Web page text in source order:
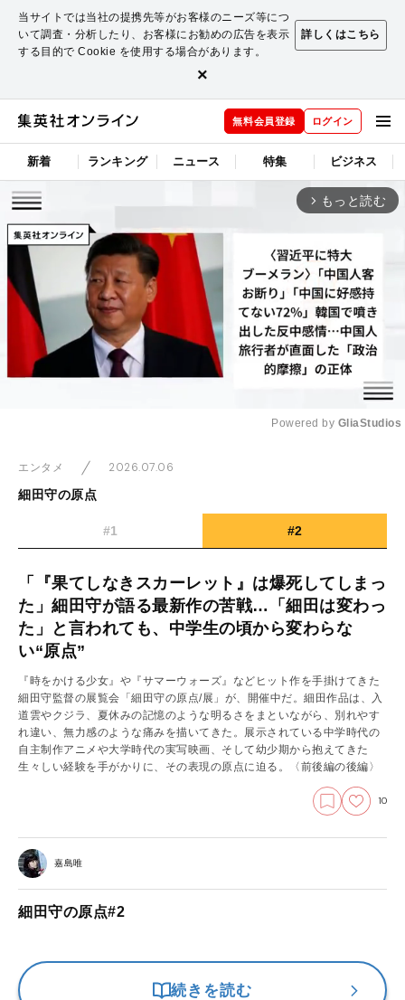
当サイトでは当社の提携先等がお客様のニーズ等につ
いて調査・分析したり、お客様にお勧めの広告を表示
する目的で Cookie を使用する場合があります。
詳しくはこちら
×
無料会員登録 ログイン
新着 ランキング ニュース 特集 ビジネス
arrow_forward_ios もっと読む
Powered by GliaStudios
エンタメ
2026.07.06
細田守の原点
#1 #2
「『果てしなきスカーレット』は爆死してしまっ
た」細田守が語る最新作の苦戦…「細田は変わっ
た」と言われても、中学生の頃から変わらな
い“原点”
『時をかける少女』や『サマーウォーズ』などヒット作を手掛けてきた
細田守監督の展覧会「細田守の原点/展」が、開催中だ。細田作品は、入
道雲やクジラ、夏休みの記憶のような明るさをまといながら、別れやす
れ違い、無力感のような痛みを描いてきた。展示されている中学時代の
自主制作アニメや大学時代の実写映画、そして幼少期から抱えてきた
生々しい経験を手がかりに、その表現の原点に迫る。
〈前後編の後編〉
10
嘉島唯
細田守の原点#2
続きを読む